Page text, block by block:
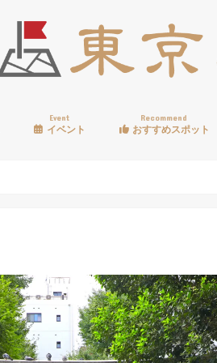
Event
イベント
Recommend
おすすめスポット